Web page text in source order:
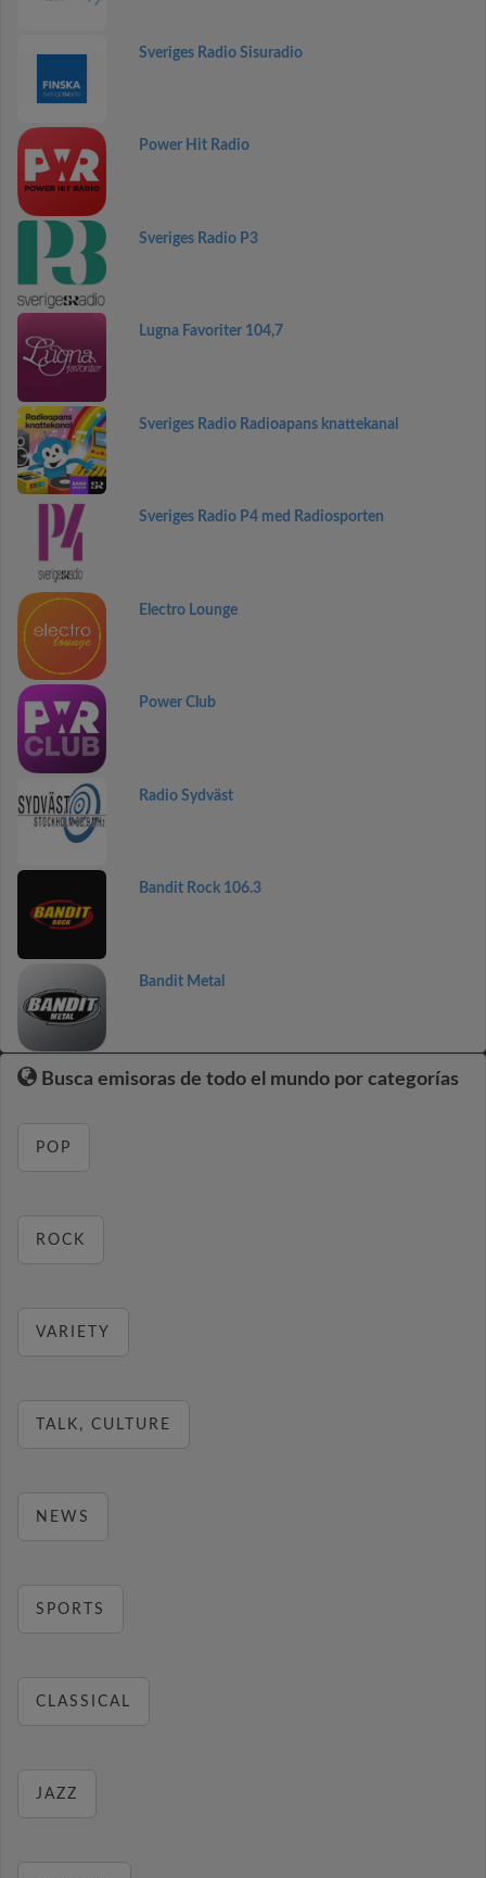
Sveriges Radio Sisuradio
Power Hit Radio
Sveriges Radio P3
Lugna Favoriter 104,7
Sveriges Radio Radioapans knattekanal
Sveriges Radio P4 med Radiosporten
Electro Lounge
Power Club
Radio Sydväst
Bandit Rock 106.3
Bandit Metal
Busca emisoras de todo el mundo por categorías
POP
ROCK
VARIETY
TALK, CULTURE
NEWS
SPORTS
CLASSICAL
JAZZ